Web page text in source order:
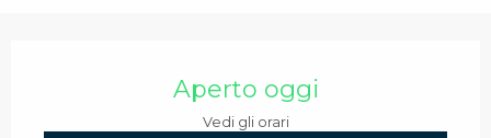
Aperto oggi
Vedi gli orari